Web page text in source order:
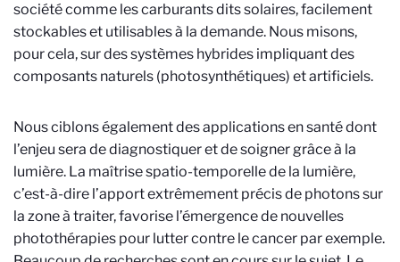
société comme les carburants dits solaires, facilement
stockables et utilisables à la demande. Nous misons,
pour cela, sur des systèmes hybrides impliquant des
composants naturels (photosynthétiques) et artificiels.
Nous ciblons également des applications en santé dont
l’enjeu sera de diagnostiquer et de soigner grâce à la
lumière. La maîtrise spatio-temporelle de la lumière,
c’est-à-dire l’apport extrêmement précis de photons sur
la zone à traiter, favorise l’émergence de nouvelles
photothérapies pour lutter contre le cancer par exemple.